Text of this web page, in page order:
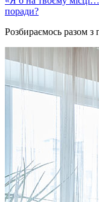
поради?
Розбираємось разом з